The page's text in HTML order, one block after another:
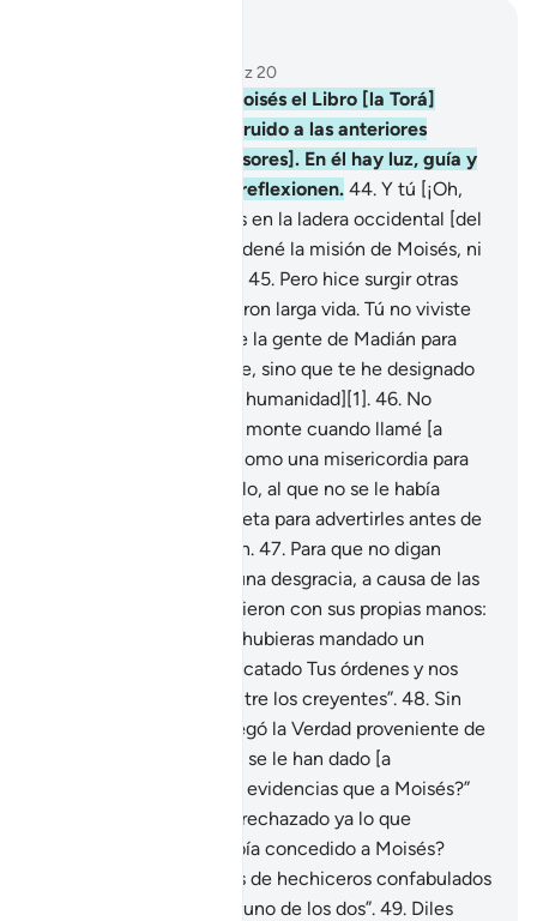
Capítulo 28, Página 390, Juz 20
Le he revelado a Moisés el Libro [la Torá]
después de haber destruido a las anteriores
generaciones [de opresores]. En él hay luz, guía y
misericordia para que reflexionen. 44. Y tú [¡Oh,
Mujámmad!] no estabas en la ladera occidental [del
monte Sinaí] cuando ordené la misión de Moisés, ni
45. Pero hice surgir otras
generaciones que tuvieron larga vida. Tú no viviste
[¡Oh, Mujámmad!] entre la gente de Madián para
transmitirles Mi Mensaje, sino que te he designado
Mensajero [para toda la humanidad][1]. 46. No
estabas en la ladera del monte cuando llamé [a
Moisés, y te lo revelo] como una misericordia para
que adviertas a tu pueblo, al que no se le había
presentado ningún Profeta para advertirles antes de
ti. Quizás así reflexionen. 47. Para que no digan
cuando les acontezca una desgracia, a causa de las
acciones malas que hicieron con sus propias manos:
“¡Señor nuestro! Si nos hubieras mandado un
Mensajero, habríamos acatado Tus órdenes y nos
hubiéramos contado entre los creyentes”. 48. Sin
embargo, cuando les llegó la Verdad proveniente de
Mí dijeron: “¿Por qué no se le han dado [a
Mujámmad] las mismas evidencias que a Moisés?”
Pero, ¿acaso no habían rechazado ya lo que
anteriormente se le había concedido a Moisés?
Dijeron: “Son dos clases de hechiceros confabulados
y no les creemos a ninguno de los dos”. 49. Diles